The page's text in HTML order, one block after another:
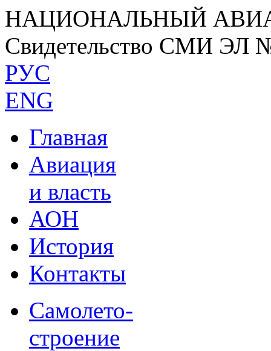
НАЦИОНАЛЬНЫЙ
Свидетельство СМИ ЭЛ
РУС
ENG
Главная
Авиация
и власть
АОН
История
Контакты
Самолето-
строение